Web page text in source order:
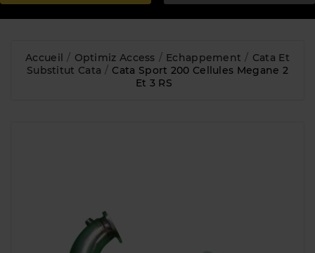
Accueil Optimiz Access Echappement
Cata Et
Substitut Cata
Cata Sport 200 Cellules Megane 2
Et 3 RS